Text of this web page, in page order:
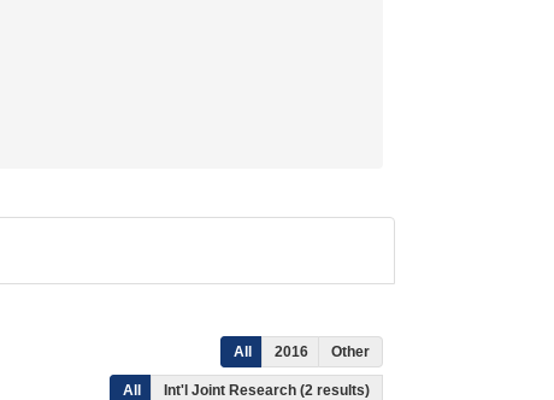
All 2016 Other
All Int'l Joint Research (2 results)